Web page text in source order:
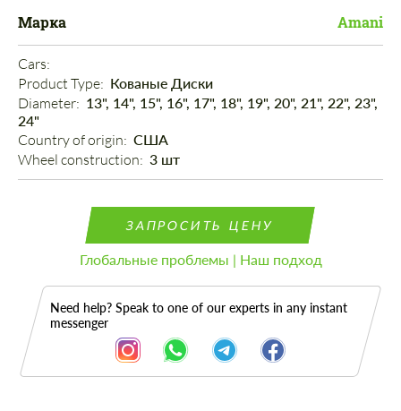
Марка Amani
Cars:
Product Type: Кованые Диски
Diameter: 13", 14", 15", 16", 17", 18", 19", 20", 21", 22", 23",
24"
Country of origin: США
Wheel construction: 3 шт
ЗАПРОСИТЬ ЦЕНУ
Глобальные проблемы | Наш подход
Need help? Speak to one of our experts in any instant
messenger